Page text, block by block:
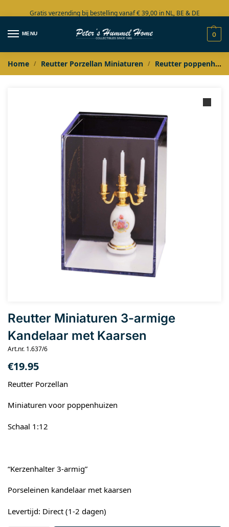
Gratis verzending bij bestelling vanaf € 39,00 in NL, BE & DE
Grote collectie in voorraad
MENU 0
Home / Reutter Porzellan Miniaturen / Reutter poppenhuis miniaturen
Reutter Miniaturen 3-armige
Kandelaar met Kaarsen
Art.nr. 1.637/6
€19.95
Reutter Porzellan
Miniaturen voor poppenhuizen
Schaal 1:12
“Kerzenhalter 3-armig”
Porseleinen kandelaar met kaarsen
Levertijd: Direct (1-2 dagen)